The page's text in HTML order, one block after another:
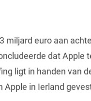
miljard euro aan
dat Apple
ligt in handen van
in Ierland